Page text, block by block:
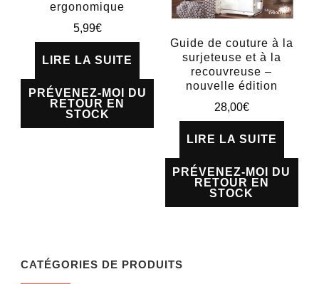
ergonomique
5,99€
LIRE LA SUITE
PRÉVENEZ-MOI DU
RETOUR EN
STOCK
Guide de couture à la
surjeteuse et à la
recouvreuse –
nouvelle édition
28,00€
LIRE LA SUITE
PRÉVENEZ-MOI DU
RETOUR EN
STOCK
CATÉGORIES DE PRODUITS